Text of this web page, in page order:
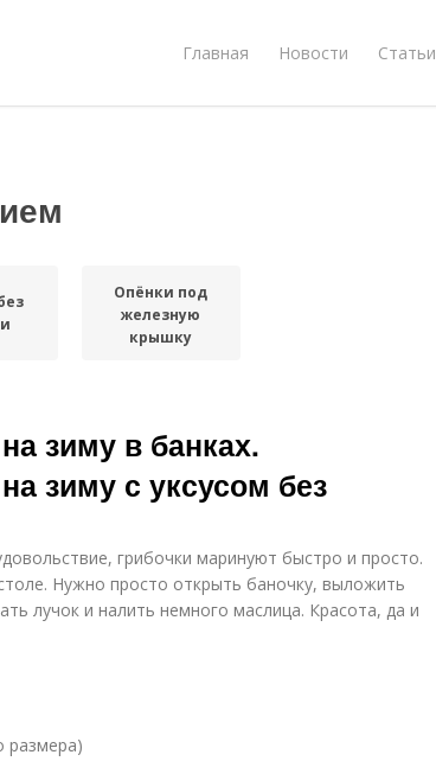
Главная Новости Статьи
Опёнки под
железную
крышку
зиму в банках.
зиму с уксусом без
грибочки маринуют быстро и просто.
Нужно просто открыть баночку, выложить
лучок и налить немного маслица. Красота, да и
размера)